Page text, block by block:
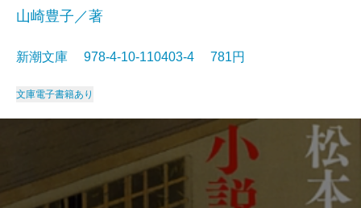
山崎豊子／著
新潮文庫 978-4-10-110403-4 781円
文庫電子書籍あり